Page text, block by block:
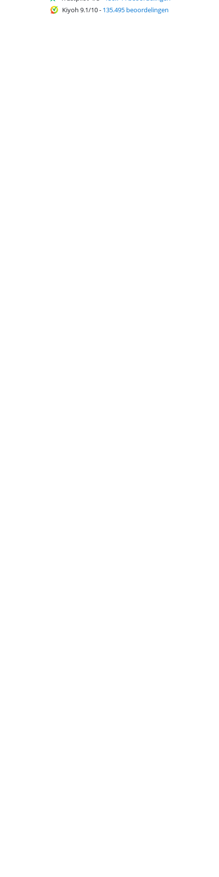
Kiyoh 9.1/10- 135.495 beoordelingen